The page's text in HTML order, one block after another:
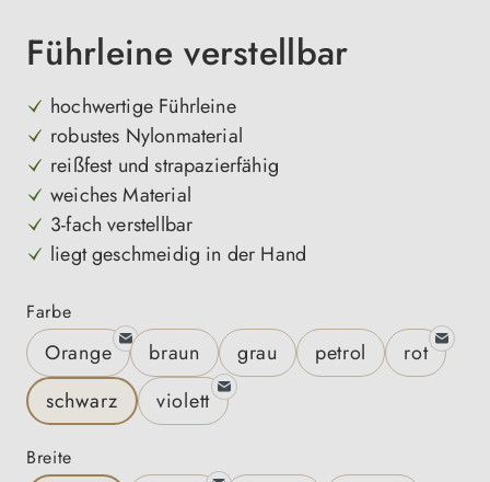
Führleine verstellbar
hochwertige Führleine
robustes Nylonmaterial
reißfest und strapazierfähig
weiches Material
3-fach verstellbar
liegt geschmeidig in der Hand
Farbeauswählen
Orange braun grau petrol
rot
schwarz
violett
Breiteauswählen